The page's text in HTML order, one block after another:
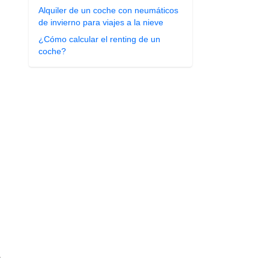
Alquiler de un coche con neumáticos
de invierno para viajes a la nieve
¿Cómo calcular el renting de un
coche?